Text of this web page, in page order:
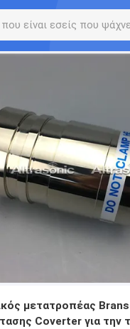
μετατροπέας
Coverter για την